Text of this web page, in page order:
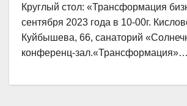
Круглый стол: «Трансформация
сентября 2023 года в 10-00г.
Куйбышева, 66, санаторий
конференц-зал.«Трансформация»…